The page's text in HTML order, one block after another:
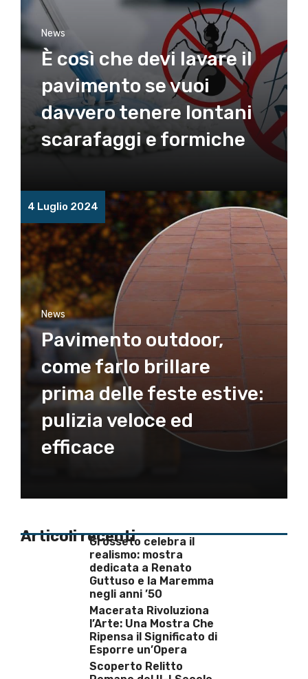
News
È così che devi lavare il
pavimento se vuoi
davvero tenere lontani
scarafaggi e formiche
4 Luglio 2024
News
Pavimento outdoor,
come farlo brillare
prima delle feste estive:
pulizia veloce ed
efficace
Articoli recentiGrosseto celebra il
realismo: mostra
dedicata a Renato
Guttuso e la Maremma
negli anni ’50
Macerata Rivoluziona
l’Arte: Una Mostra Che
Ripensa il Significato di
Esporre un’Opera
Scoperto Relitto